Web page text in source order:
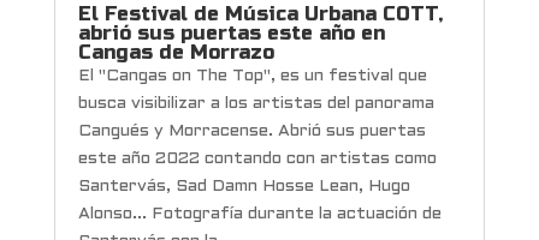
El Festival de Música Urbana COTT,
abrió sus puertas este año en
Cangas de Morrazo
El "Cangas on The Top", es un festival que
busca visibilizar a los artistas del panorama
Cangués y Morracense. Abrió sus puertas
este año 2022 contando con artistas como
Santervás, Sad Damn Hosse Lean, Hugo
Alonso... Fotografía durante la actuación de